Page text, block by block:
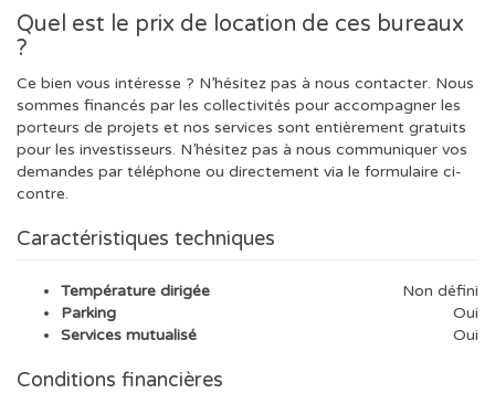
Quel est le prix de location de ces bureaux
?
Ce bien vous intéresse ? N’hésitez pas à nous contacter. Nous
sommes financés par les collectivités pour accompagner les
porteurs de projets et nos services sont entièrement gratuits
pour les investisseurs. N’hésitez pas à nous communiquer vos
demandes par téléphone ou directement via le formulaire ci-
contre.
Caractéristiques techniques
Température dirigée
Non défini
Parking
Oui
Services mutualisé
Oui
Conditions financières